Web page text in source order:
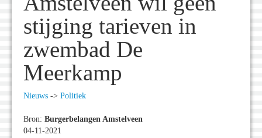
stijging tarieven in
zwembad De
Meerkamp
Nieuws -> Politiek
Bron: Burgerbelangen Amstelveen
04-11-2021